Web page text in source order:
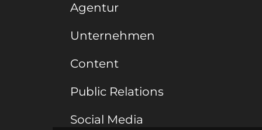
Agentur
Unternehmen
Content
Public Relations
Social Media